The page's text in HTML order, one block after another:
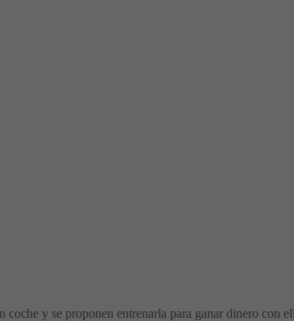
y se proponen entrenarla para ganar dinero con